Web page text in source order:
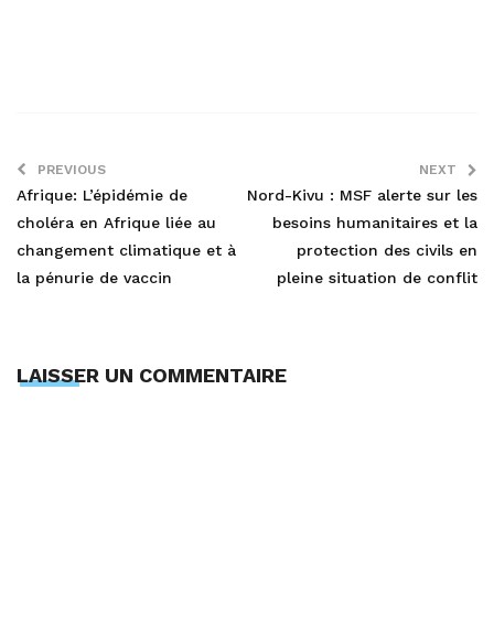
PREVIOUS
Afrique: L’épidémie de
choléra en Afrique liée au
changement climatique et à
la pénurie de vaccin
NEXT
Nord-Kivu : MSF alerte sur les
besoins humanitaires et la
protection des civils en
pleine situation de conflit
LAISSER UN COMMENTAIRE